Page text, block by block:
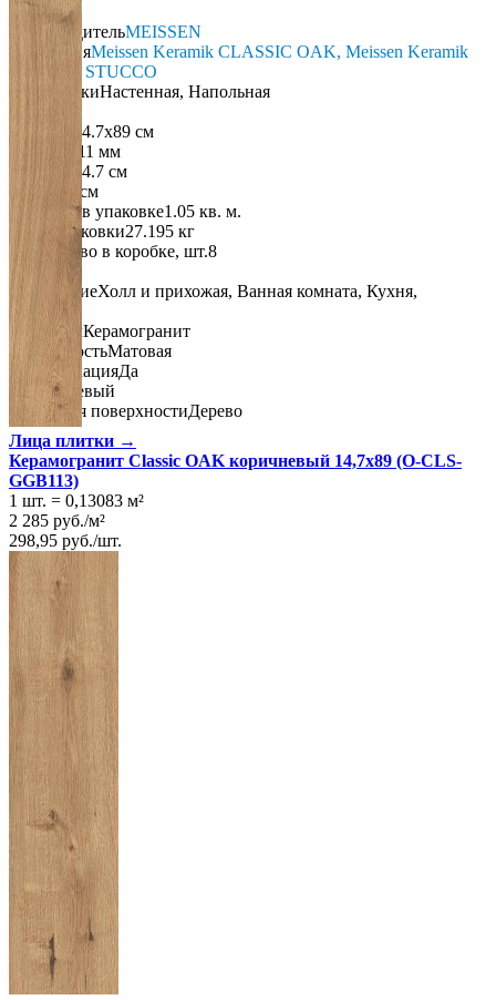
Германия
ПроизводительMEISSEN
КоллекцияMeissen Keramik CLASSIC OAK, Meissen Keramik
ITALIAN STUCCO
Тип плиткиНастенная, Напольная
Размеры
14.7х89 см
Толщина
11 мм
Ширина
14.7 см
Длина
89 см
Площадь в упаковке1.05 кв. м.
Вес 1 упаковки27.195 кг
Количество в коробке, шт.8
Свойства
НазначениеХолл и прихожая, Ванная комната, Кухня,
Лестница
МатериалКерамогранит
ПоверхностьМатовая
РектификацияДа
ЦветБежевый
Имитация поверхностиДерево
Лица плитки →
Керамогранит Classic OAK коричневый 14,7x89 (O-CLS-
GGB113)
1 шт. = 0,13083 м²
2 285 руб./м²
298,95 руб./шт.